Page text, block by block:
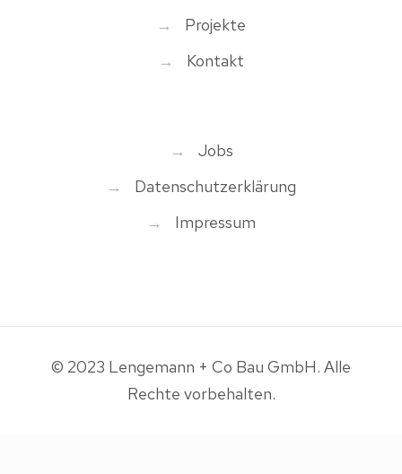
→
Projekte
→
Kontakt
→
Jobs
→
Datenschutzerklärung
→
Impressum
© 2023 Lengemann + Co Bau GmbH. Alle
Rechte vorbehalten.